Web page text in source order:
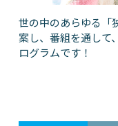
世の中のあらゆる「
案し、番組を通して
ログラムです！